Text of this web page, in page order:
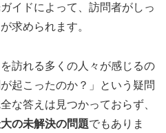
イドによって、訪問者がしっ
求められます。
訪れる多くの人々が感じるの
起こったのか？」という疑問
な答えは見つかっておらず、
の未解決の問題でもありま